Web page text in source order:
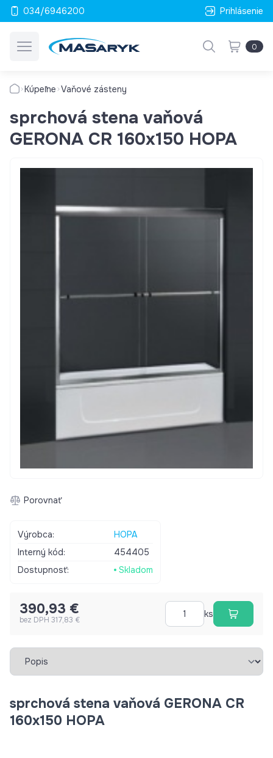
034/6946200 Prihlásenie
0
Kúpeľne Vaňové zásteny
sprchová stena vaňová
GERONA CR 160x150 HOPA
Porovnať
Výrobca:
HOPA
Interný kód:
454405
Dostupnosť:
Skladom
390,93 €
bez DPH 317,83 €
ks
Vybrať záložku
sprchová stena vaňová GERONA CR
160x150 HOPA